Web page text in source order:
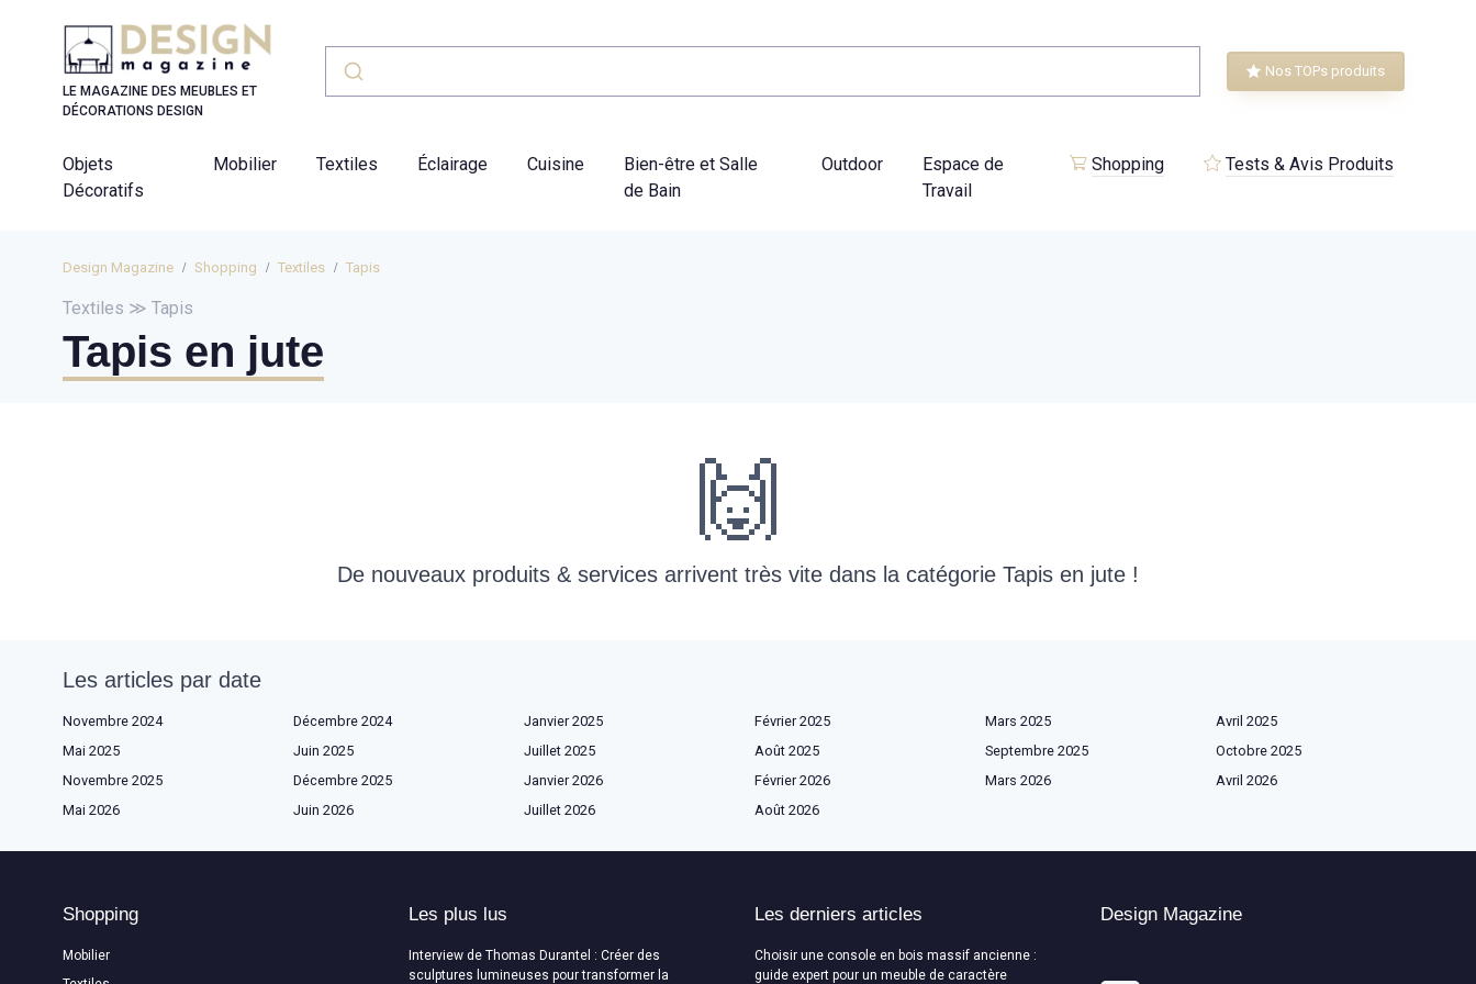
LE MAGAZINE DES MEUBLES ET
DÉCORATIONS DESIGN
Nos TOPs produits
Objets
Décoratifs
Mobilier Textiles Éclairage Cuisine
Bien-être et Salle
de Bain
Outdoor
Espace de
Travail
Shopping Tests & Avis Produits
Design Magazine Shopping Textiles Tapis
Textiles ≫ Tapis
Tapis en jute
🙌
De nouveaux produits & services arrivent très vite dans la catégorie Tapis en jute !
Les articles par date
Novembre 2024 Décembre 2024 Janvier 2025 Février 2025 Mars 2025
Avril 2025
Mai 2025
Juin 2025 Juillet 2025 Août 2025 Septembre 2025
Octobre 2025
Novembre 2025
Décembre 2025 Janvier 2026 Février 2026 Mars 2026
Avril 2026
Mai 2026
Juin 2026 Juillet 2026 Août 2026
Shopping
Mobilier
Les plus lus
Interview de Thomas Durantel : Créer des
sculptures lumineuses pour transformer la
Les derniers articles
Choisir une console en bois massif ancienne :
guide expert pour un meuble de caractère
Design Magazine